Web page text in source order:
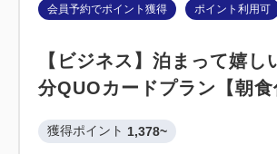
会員予約でポイント獲得 ポイント利用可
【ビジネス】泊まって嬉し
分QUOカードプラン【朝食
獲得ポイント 1,378~